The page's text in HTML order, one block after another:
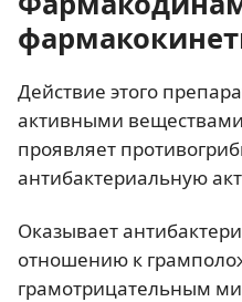
Действие этого
активными веществами
проявляет
антибактериальную
Оказывает
отношению к
грамотрицательным